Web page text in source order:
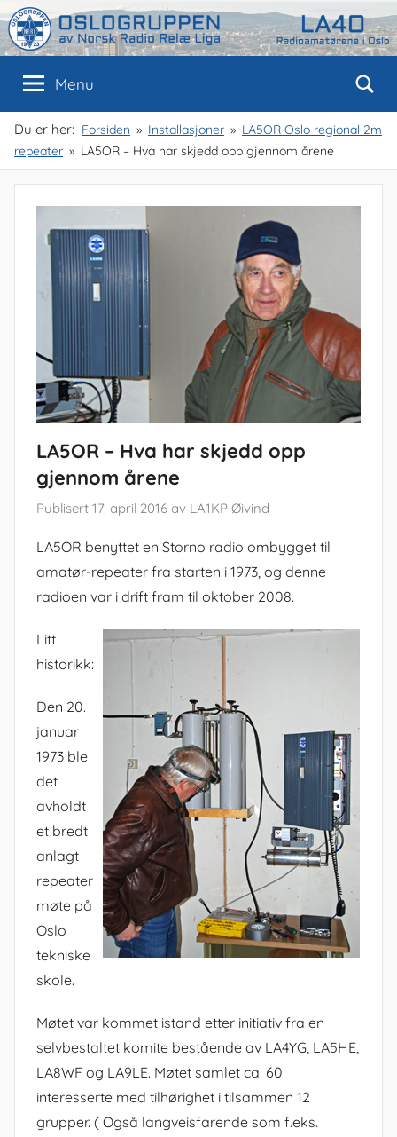
Skip
to
content
Oslogruppen
av
NRRL
Oslo
Menu
Du er her: Forsiden Installasjoner
LA5OR Oslo regional 2m
repeater
LA5OR – Hva har skjedd opp gjennom årene
LA5OR – Hva har skjedd opp
gjennom årene
Publisert 17. april 2016 av LA1KP Øivind
LA5OR benyttet en Storno radio ombygget til
amatør-repeater fra starten i 1973, og denne
radioen var i drift fram til oktober 2008.
Litt
historikk:
Den 20.
januar
1973 ble
det
avholdt
et bredt
anlagt
repeater
møte på
Oslo
tekniske
skole.
Møtet var kommet istand etter initiativ fra en
selvbestaltet komite bestående av LA4YG, LA5HE,
LA8WF og LA9LE. Møtet samlet ca. 60
interesserte med tilhørighet i tilsammen 12
grupper. ( Også langveisfarende som f.eks.